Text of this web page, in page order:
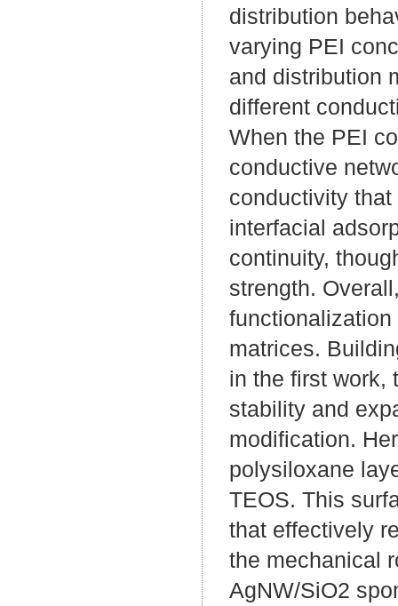
distribution
varying PEI
and distribution
different
When the PEI
conductive
conductivity
interfacial
continuity,
strength.
matrices.
in the first work,
stability and
modification.
polysiloxane
TEOS. This
that effectively
the mechanical
AgNW/SiO2